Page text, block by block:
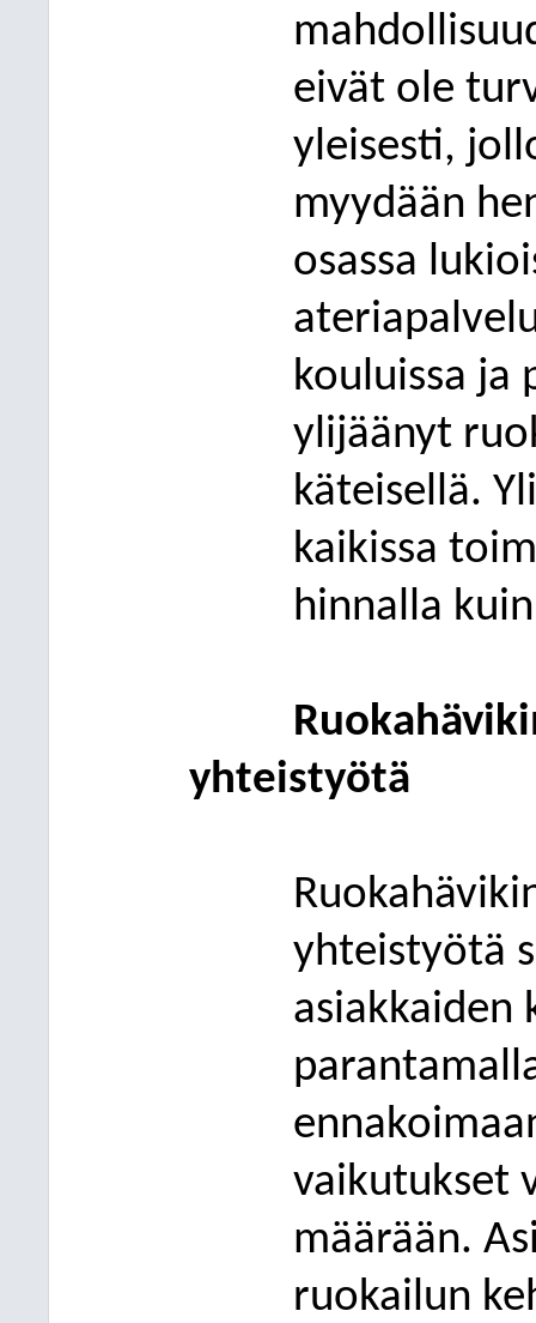
eivät ole
yleisesti,
myydään
osassa
kouluissa ja
ylijäänyt
käteisellä.
kaikissa
hinnalla
yhteistyötä
yhteistyötä
asiakkaiden
vaikutukset
määrään.
ruokailun